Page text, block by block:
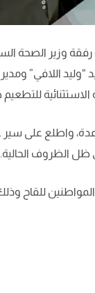
وزير الصحة
اللافي”
واطلع على سير
ظل الظروف الحالية.
للقاح